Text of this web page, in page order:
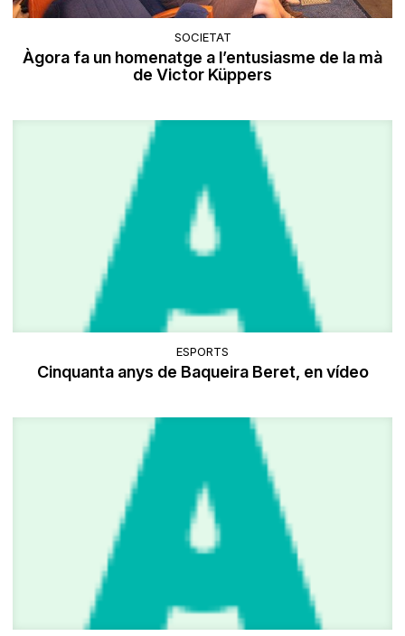
SOCIETAT
Àgora fa un homenatge a l’entusiasme de la mà
de Victor Küppers
ESPORTS
Cinquanta anys de Baqueira Beret, en vídeo